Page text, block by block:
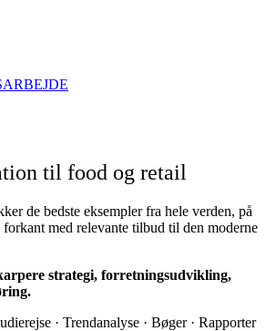
til food og retail
de bedste eksempler fra hele verden, på
med relevante tilbud til den moderne
strategi, forretningsudvikling,
· Trendanalyse · Bøger · Rapporter